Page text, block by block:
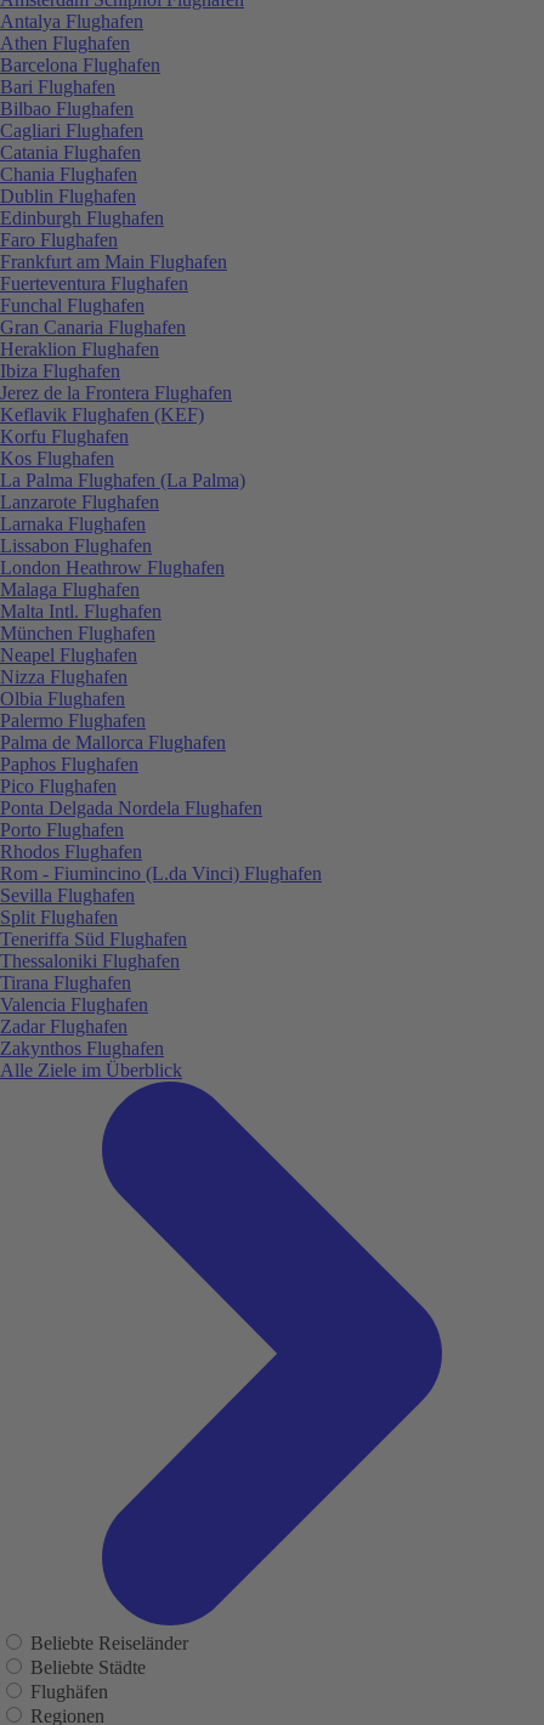
Antalya Flughafen
Athen Flughafen
Barcelona Flughafen
Bari Flughafen
Bilbao Flughafen
Cagliari Flughafen
Catania Flughafen
Chania Flughafen
Dublin Flughafen
Edinburgh Flughafen
Faro Flughafen
Frankfurt am Main Flughafen
Fuerteventura Flughafen
Funchal Flughafen
Gran Canaria Flughafen
Heraklion Flughafen
Ibiza Flughafen
Jerez de la Frontera Flughafen
Keflavik Flughafen (KEF)
Korfu Flughafen
Kos Flughafen
La Palma Flughafen (La Palma)
Lanzarote Flughafen
Larnaka Flughafen
Lissabon Flughafen
London Heathrow Flughafen
Malaga Flughafen
Malta Intl. Flughafen
München Flughafen
Neapel Flughafen
Nizza Flughafen
Olbia Flughafen
Palermo Flughafen
Palma de Mallorca Flughafen
Paphos Flughafen
Pico Flughafen
Ponta Delgada Nordela Flughafen
Porto Flughafen
Rhodos Flughafen
Rom - Fiumincino (L.da Vinci) Flughafen
Sevilla Flughafen
Split Flughafen
Teneriffa Süd Flughafen
Thessaloniki Flughafen
Tirana Flughafen
Valencia Flughafen
Zadar Flughafen
Zakynthos Flughafen
Alle Ziele im Überblick
Beliebte Reiseländer
Beliebte Städte
Flughäfen
Regionen